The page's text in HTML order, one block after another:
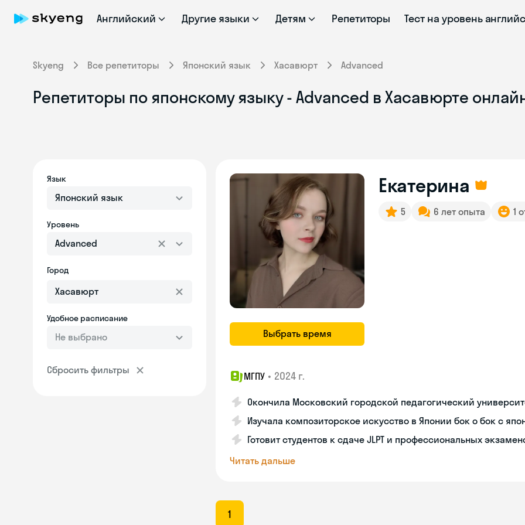
Английский Другие языки Детям Репетиторы Тест на уровень
Skyeng Все репетиторы Японский язык Хасавюрт Advanced
Репетиторы по японскому языку - Advanced в Хасавюрте
Язык
Японский язык
Уровень
Advanced
Город
Удобное расписание
Не выбрано
Сбросить фильтры
Выбрать время
Екатерина
5 6 лет опыта 1
МГПУ • 2024 г.
Окончила Московский городской педагогический
Изучала композиторское искусство в Японии бок о бок с
Готовит студентов к сдаче JLPT и профессиональных
Читать дальше
1